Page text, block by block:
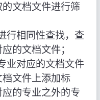
文档文件进行筛
行相同性查找，查
的文档文件；
业对应的文档文件
文件上添加标
的专业之外的专